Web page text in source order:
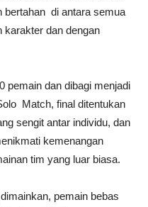
bertahan di antara semua
karakter dan dengan
pemain dan dibagi menjadi
Match, final ditentukan
sengit antar individu, dan
kemenangan
tim yang luar biasa.
pemain bebas